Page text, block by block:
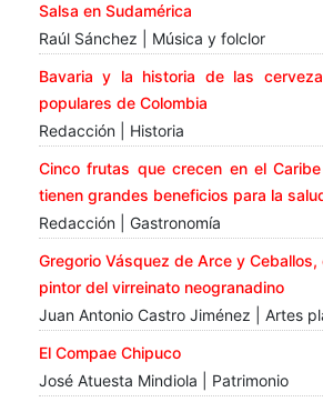
Salsa en Sudamérica
Raúl Sánchez | Música y folclor
Bavaria y la historia de las
populares de Colombia
Redacción | Historia
Cinco frutas que crecen en el
tienen grandes beneficios para la
Redacción | Gastronomía
Gregorio Vásquez de Arce y Ceballos,
pintor del virreinato neogranadino
Juan Antonio Castro Jiménez | Artes
El Compae Chipuco
José Atuesta Mindiola | Patrimonio